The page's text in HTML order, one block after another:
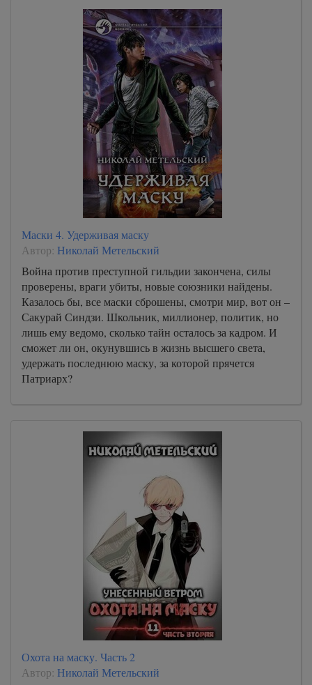
Маски 4. Удерживая маску
Автор: Николай Метельский
Война против преступной гильдии закончена, силы
проверены, враги убиты, новые союзники найдены.
Казалось бы, все маски сброшены, смотри мир, вот он –
Сакурай Синдзи. Школьник, миллионер, политик, но
лишь ему ведомо, сколько тайн осталось за кадром. И
сможет ли он, окунувшись в жизнь высшего света,
удержать последнюю маску, за которой прячется
Патриарх?
Охота на маску. Часть 2
Автор: Николай Метельский